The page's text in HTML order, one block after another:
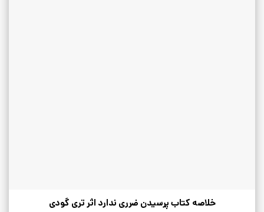
خلاصه کتاب پرسیدن ضرری ندارد اثر تری گودی